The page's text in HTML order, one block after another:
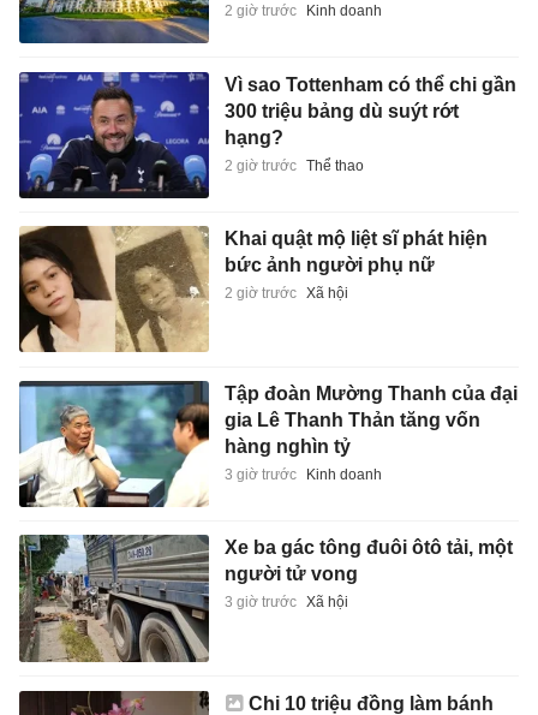
2 giờ trước Kinh doanh
Vì sao Tottenham có thể chi gần
300 triệu bảng dù suýt rớt
hạng?
2 giờ trước Thể thao
Khai quật mộ liệt sĩ phát hiện
bức ảnh người phụ nữ
2 giờ trước Xã hội
Tập đoàn Mường Thanh của đại
gia Lê Thanh Thản tăng vốn
hàng nghìn tỷ
3 giờ trước Kinh doanh
Xe ba gác tông đuôi ôtô tải, một
người tử vong
3 giờ trước Xã hội
Chi 10 triệu đồng làm bánh